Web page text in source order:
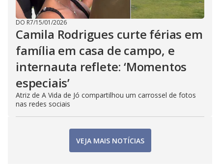
DO R7/15/01/2026
Camila Rodrigues curte férias em
família em casa de campo, e
internauta reflete: ‘Momentos
especiais’
Atriz de A Vida de Jó compartilhou um carrossel de fotos
nas redes sociais
VEJA MAIS NOTÍCIAS